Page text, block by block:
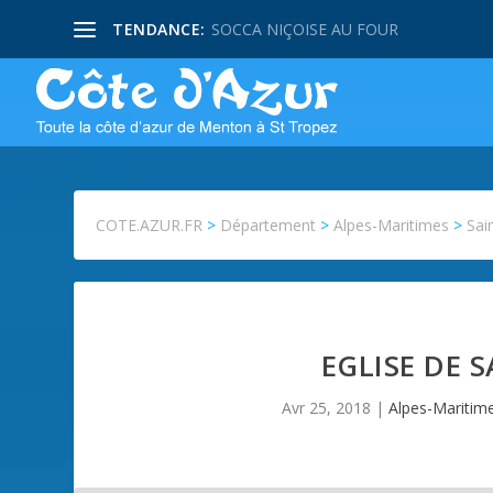
TENDANCE: SOCCA NIÇOISE AU FOUR
COTE.AZUR.FR > Département >Alpes-Maritimes >
EGLISE DE
Avr 25, 2018 | Alpes-